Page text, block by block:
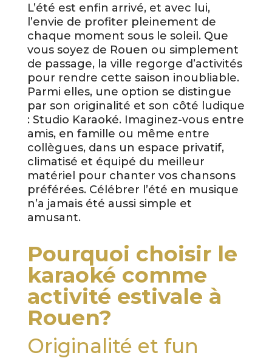
L’été est enfin arrivé, et avec lui,
l’envie de profiter pleinement de
chaque moment sous le soleil. Que
vous soyez de Rouen ou simplement
de passage, la ville regorge d’activités
pour rendre cette saison inoubliable.
Parmi elles, une option se distingue
par son originalité et son côté ludique
: Studio Karaoké. Imaginez-vous entre
amis, en famille ou même entre
collègues, dans un espace privatif,
climatisé et équipé du meilleur
matériel pour chanter vos chansons
préférées. Célébrer l’été en musique
n’a jamais été aussi simple et
amusant.
Pourquoi choisir le
karaoké comme
activité estivale à
Rouen?
Originalité et fun